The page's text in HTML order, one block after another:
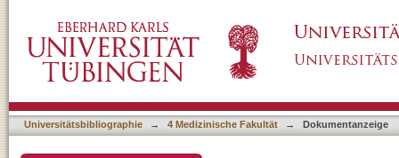
CRISPR/Cas9
Universitätsbibliographie → 4 Medizinische Fakultät → Dokumentanzeige